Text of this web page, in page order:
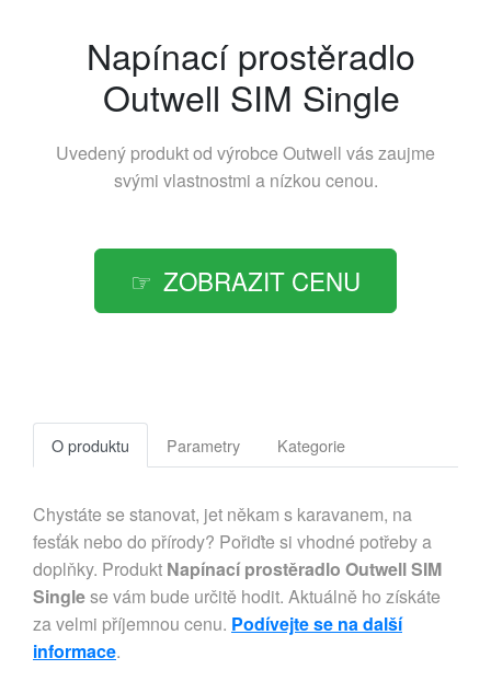
Napínací prostěradlo
Outwell SIM Single
Uvedený produkt od výrobce Outwell vás zaujme
svými vlastnostmi a nízkou cenou.
ZOBRAZIT CENU
O produktu Parametry Kategorie
Chystáte se stanovat, jet někam s karavanem, na
fesťák nebo do přírody? Pořiďte si vhodné potřeby a
doplňky. Produkt Napínací prostěradlo Outwell SIM
Singlese vám bude určitě hodit. Aktuálně ho získáte
za velmi příjemnou cenu. Podívejte se na další
informace.